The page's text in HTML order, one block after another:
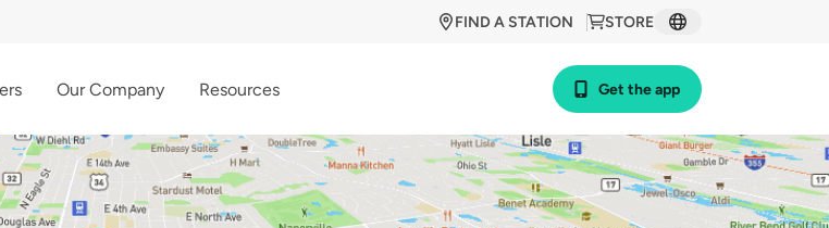
STORE
FIND A STATION
Our Company Resources Get the app